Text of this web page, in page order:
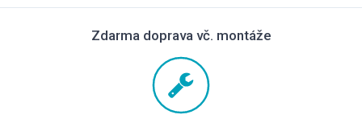
Zdarma doprava vč. montáže